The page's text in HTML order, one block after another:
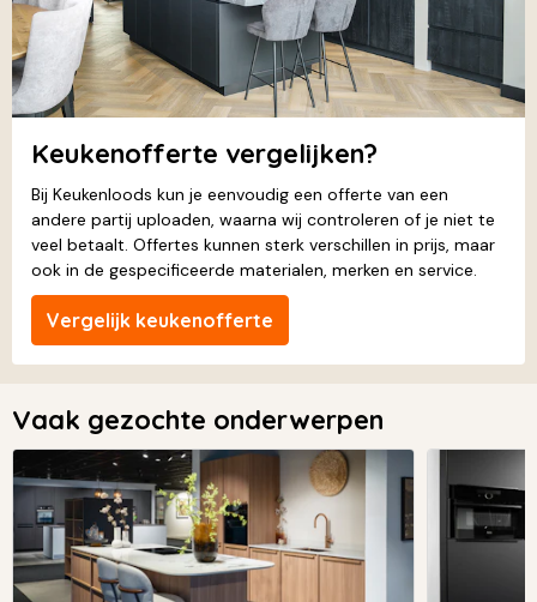
Keukenofferte vergelijken?
Bij Keukenloods kun je eenvoudig een offerte van een
andere partij uploaden, waarna wij controleren of je niet te
veel betaalt. Offertes kunnen sterk verschillen in prijs, maar
ook in de gespecificeerde materialen, merken en service.
Vergelijk keukenofferte
Vaak gezochte onderwerpen